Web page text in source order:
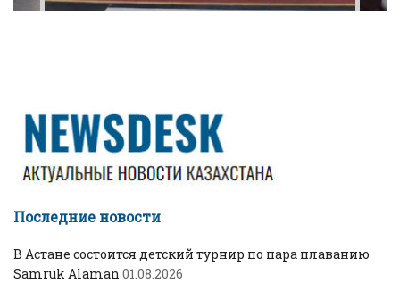
Последние новости
В Астане состоится детский турнир по пара плаванию
Samruk Alaman 01.08.2026